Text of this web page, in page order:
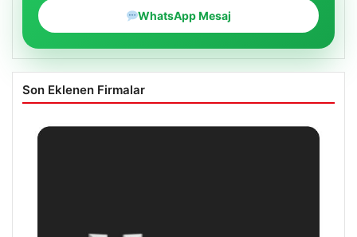
WhatsApp Mesaj
Son Eklenen Firmalar